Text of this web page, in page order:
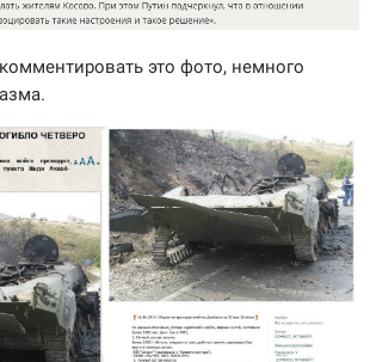
это фото, немного